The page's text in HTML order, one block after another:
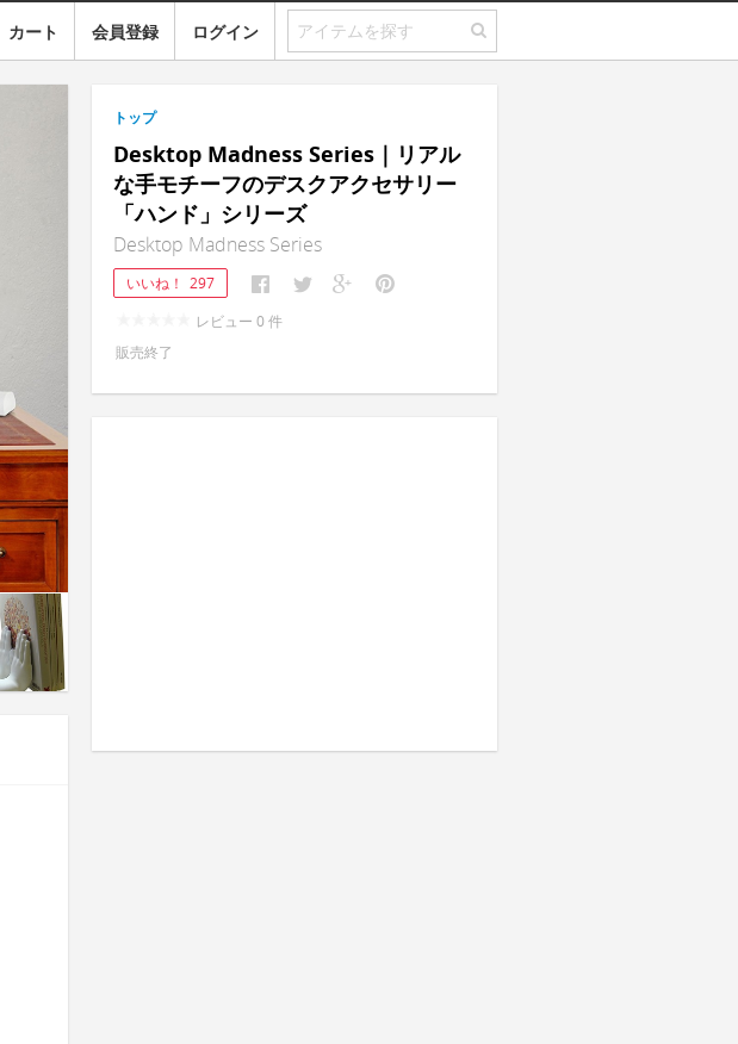
カート 会員登録 ログイン
トップ
Desktop Madness Series｜リアル
な手モチーフのデスクアクセサリー
「ハンド」シリーズ
Desktop Madness Series
いいね！ 297
レビュー 0 件
販売終了